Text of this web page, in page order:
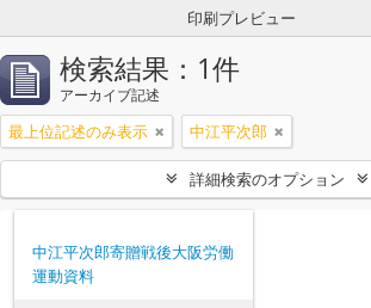
印刷プレビュー
検索結果：1件
アーカイブ記述
最上位記述のみ表示 中江平次郎
詳細検索のオプション
中江平次郎寄贈戦後大阪労働
運動資料